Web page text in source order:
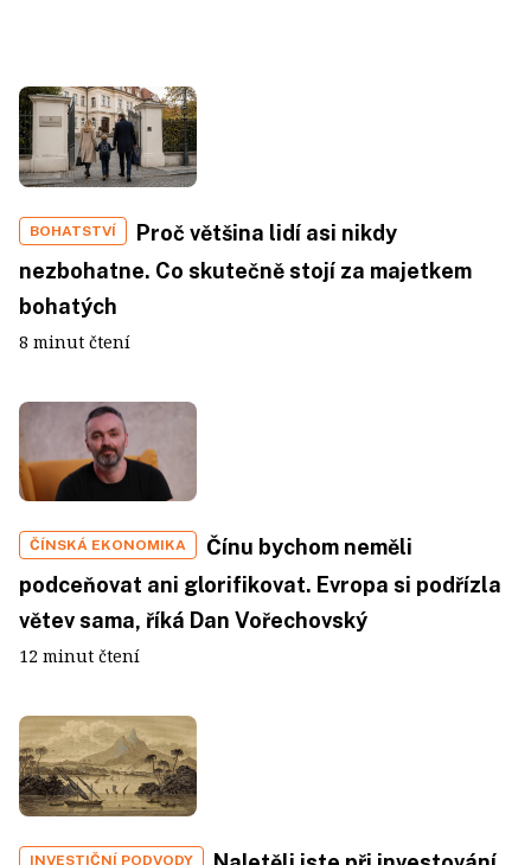
BOHATSTVÍ
Proč většina lidí asi nikdy
nezbohatne. Co skutečně stojí za majetkem
bohatých
8 minut čtení
ČÍNSKÁ EKONOMIKA
Čínu bychom neměli
podceňovat ani glorifikovat. Evropa si podřízla
větev sama, říká Dan Vořechovský
12 minut čtení
INVESTIČNÍ PODVODY